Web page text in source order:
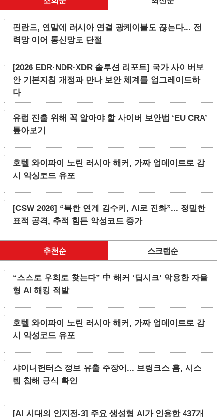
핀란드, 연말에 러시아 연결 광케이블도 끊는다... 전
력망 이어 통신망도 단절
[2026 EDR·NDR·XDR 솔루션 리포트] 국가 사이버보
안 기본지침 개정과 만나 보안 체계를 업그레이드하
다
유럽 진출 위해 꼭 알아야 할 사이버 보안법 ‘EU CRA’
톺아보기
호텔 와이파이 노린 러시아 해커, 가짜 업데이트로 감
시 악성코드 유포
[CSW 2026] “북한 연계 김수키, AI로 진화”... 정밀한
표적 공격, 추적 힘든 악성코드 증가
추천순 스크랩순
“스스로 우회로 찾는다” 中 해커 ‘딥시크’ 악용한 자율
형 AI 해킹 적발
호텔 와이파이 노린 러시아 해커, 가짜 업데이트로 감
시 악성코드 유포
샤이니헌터스 정보 유출 주장에... 브링크스 홈, 시스
템 침해 공식 확인
[AI 시대의 인지전-3] 주요 생성형 AI가 인용한 437개